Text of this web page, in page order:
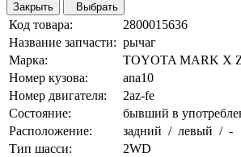
Закрыть Выбрать
Код товара:
2800015636
Название запчасти: рычаг
Марка:
TOYOTA MARK X
Номер кузова:
ana10
Номер двигателя:
2az-fe
Состояние:
бывший в
Расположение:
задний / левый / -
Тип шасси:
2WD